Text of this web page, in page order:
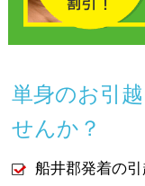
単身のお引
せんか？
船井郡発着の